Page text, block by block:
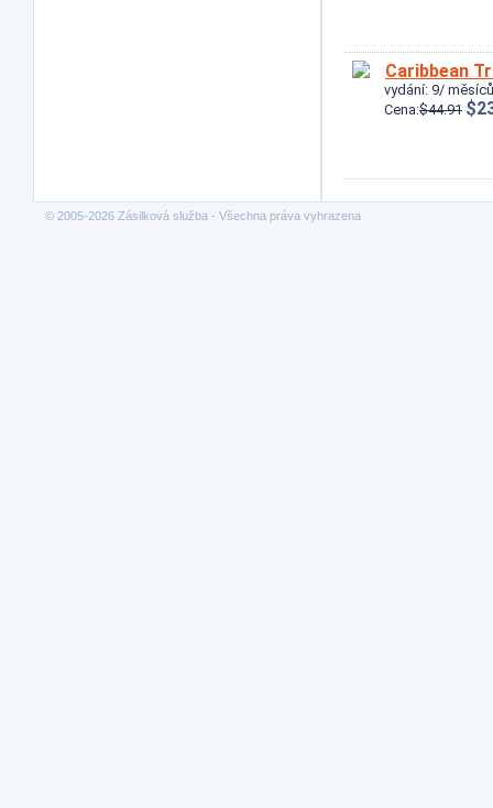
Caribbean
vydání: 9/
Cena:$44.91
© 2005-2026 Zásilková služba - Všechna práva vyhrazena